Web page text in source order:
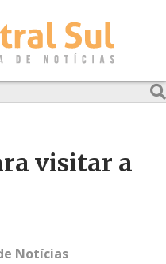
visitar a
Notícias